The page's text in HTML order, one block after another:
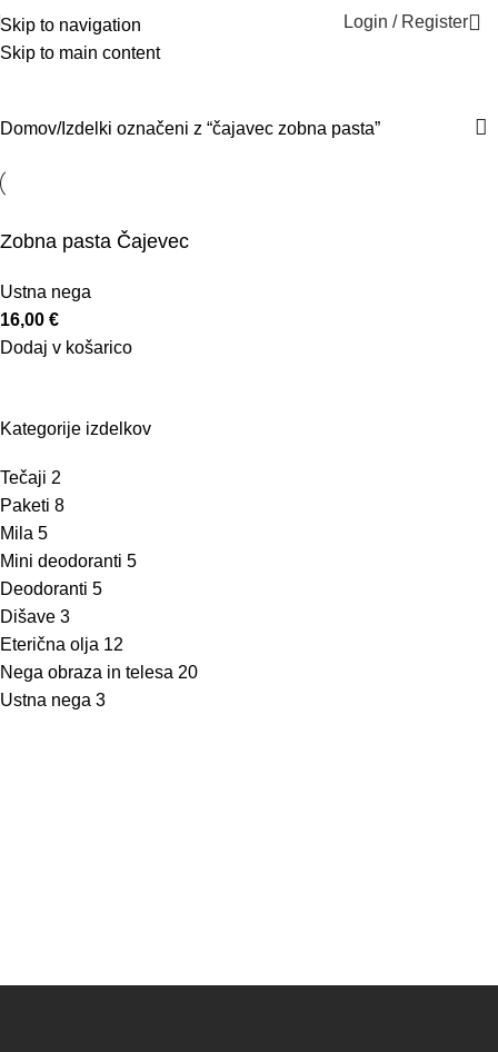
Skip to navigation
Skip to main content
Login / Register
čajavec zobna pasta
Kategorije izdelkov
Tečaji 2
Paketi 8
Mila 5
Mini deodoranti 5
Deodoranti 5
Dišave 3
Eterična olja 12
Nega obraza in telesa 20
Ustna nega 3
Domov Izdelki označeni z “čajavec zobna pasta”
Zobna pasta Čajevec
Ustna nega
16,00 €
Dodaj v košarico